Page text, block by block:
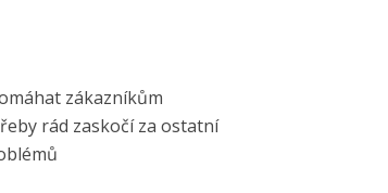
zákazníkům
rád zaskočí za ostatní